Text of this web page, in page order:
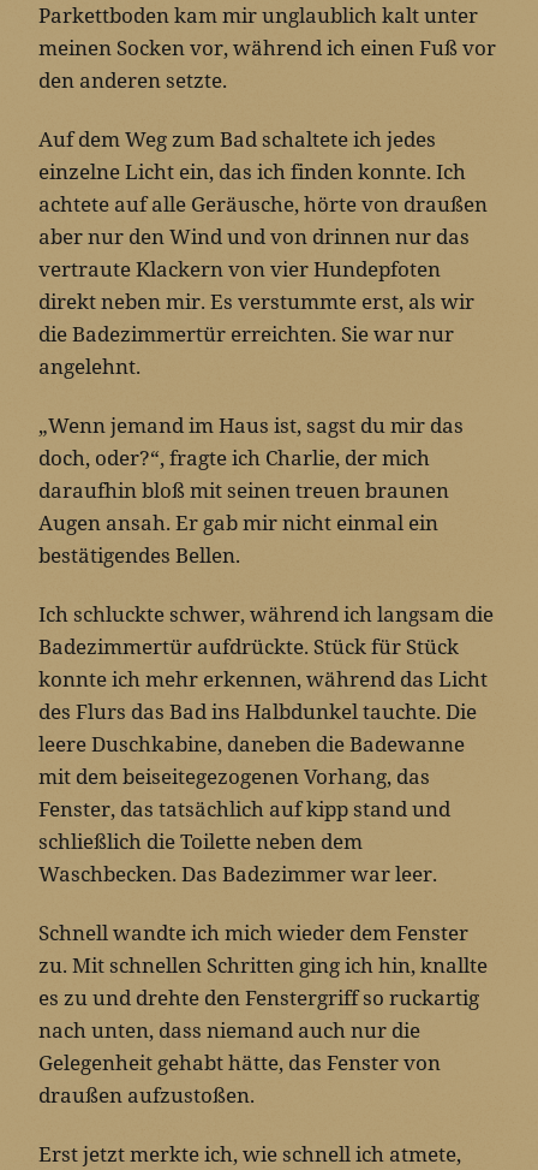
Parkettboden kam mir unglaublich kalt unter
meinen Socken vor, während ich einen Fuß vor
den anderen setzte.
Auf dem Weg zum Bad schaltete ich jedes
einzelne Licht ein, das ich finden konnte. Ich
achtete auf alle Geräusche, hörte von draußen
aber nur den Wind und von drinnen nur das
vertraute Klackern von vier Hundepfoten
direkt neben mir. Es verstummte erst, als wir
die Badezimmertür erreichten. Sie war nur
angelehnt.
„Wenn jemand im Haus ist, sagst du mir das
doch, oder?“, fragte ich Charlie, der mich
daraufhin bloß mit seinen treuen braunen
Augen ansah. Er gab mir nicht einmal ein
bestätigendes Bellen.
Ich schluckte schwer, während ich langsam die
Badezimmertür aufdrückte. Stück für Stück
konnte ich mehr erkennen, während das Licht
des Flurs das Bad ins Halbdunkel tauchte. Die
leere Duschkabine, daneben die Badewanne
mit dem beiseitegezogenen Vorhang, das
Fenster, das tatsächlich auf kipp stand und
schließlich die Toilette neben dem
Waschbecken. Das Badezimmer war leer.
Schnell wandte ich mich wieder dem Fenster
zu. Mit schnellen Schritten ging ich hin, knallte
es zu und drehte den Fenstergriff so ruckartig
nach unten, dass niemand auch nur die
Gelegenheit gehabt hätte, das Fenster von
draußen aufzustoßen.
Erst jetzt merkte ich, wie schnell ich atmete,